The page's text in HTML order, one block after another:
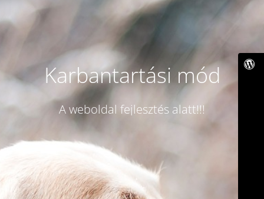
Karbantartási mód
A weboldal fejlesztés alatt!!!